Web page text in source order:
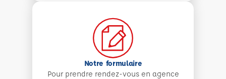
Notre formulaire
Pour prendre rendez-vous en agence